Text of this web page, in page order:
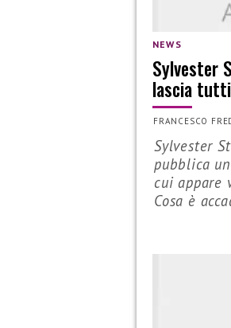
NEWS
Sylvester
lascia
FRANCESCO
Sylvester
pubblica
cui appare
Cosa è